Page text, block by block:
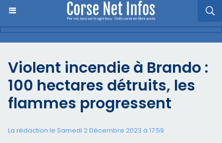
Violent incendie à Brando :
100 hectares détruits, les
flammes progressent
La rédaction le Samedi 2 Décembre 2023 à 17:59